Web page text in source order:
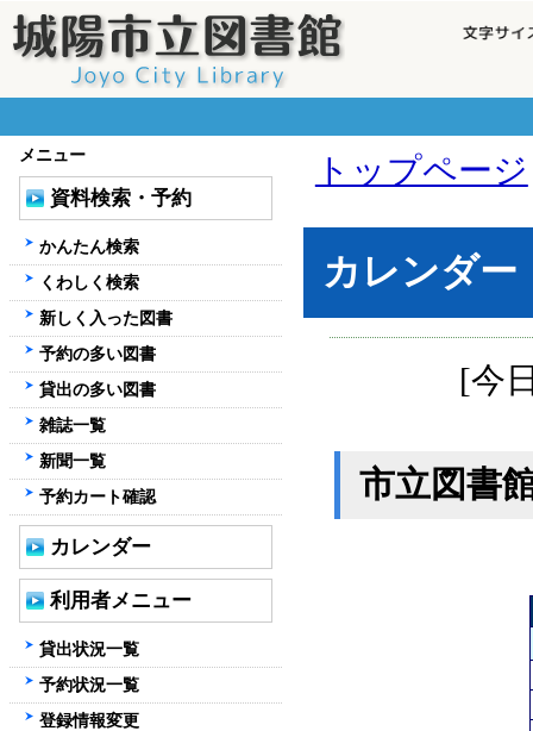
トップページ
カレンダー
[今
市立図書
メニュー
資料検索・予約
かんたん検索
くわしく検索
新しく入った図書
予約の多い図書
貸出の多い図書
雑誌一覧
新聞一覧
予約カート確認
カレンダー
利用者メニュー
貸出状況一覧
予約状況一覧
登録情報変更